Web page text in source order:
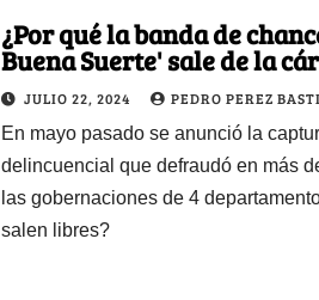
¿Por qué la banda de
Buena Suerte' sale de la
regresa a las calles?
JULIO 22, 2024 PEDRO PEREZ
En mayo pasado se anunció la
delincuencial que defraudó en más
las gobernaciones de 4
salen libres?